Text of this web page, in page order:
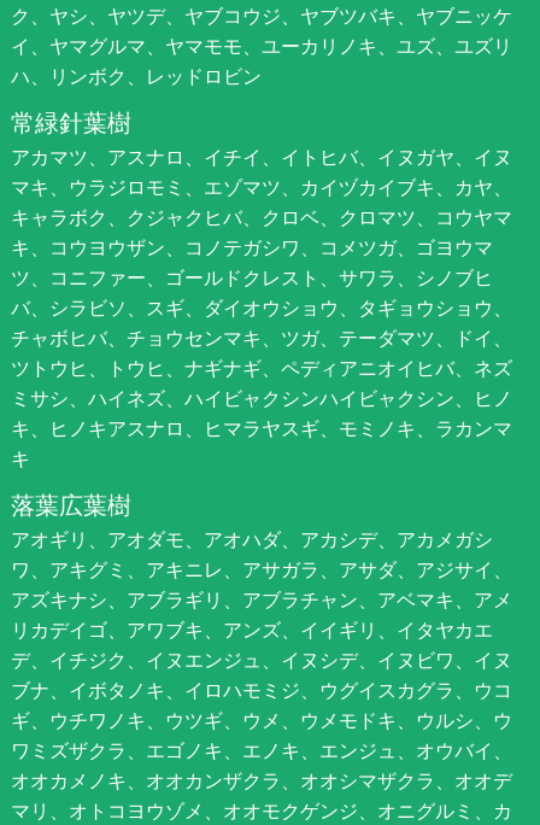
ク、ヤシ、ヤツデ、ヤブコウジ、ヤブツバキ、ヤブニッケ
イ、ヤマグルマ、ヤマモモ、ユーカリノキ、ユズ、ユズリ
ハ、リンボク、レッドロビン
常緑針葉樹
アカマツ、アスナロ、イチイ、イトヒバ、イヌガヤ、イヌ
マキ、ウラジロモミ、エゾマツ、カイヅカイブキ、カヤ、
キャラボク、クジャクヒバ、クロベ、クロマツ、コウヤマ
キ、コウヨウザン、コノテガシワ、コメツガ、ゴヨウマ
ツ、コニファー、ゴールドクレスト、サワラ、シノブヒ
バ、シラビソ、スギ、ダイオウショウ、タギョウショウ、
チャボヒバ、チョウセンマキ、ツガ、テーダマツ、ドイ、
ツトウヒ、トウヒ、ナギナギ、ペディアニオイヒバ、ネズ
ミサシ、ハイネズ、ハイビャクシンハイビャクシン、ヒノ
キ、ヒノキアスナロ、ヒマラヤスギ、モミノキ、ラカンマ
キ
落葉広葉樹
アオギリ、アオダモ、アオハダ、アカシデ、アカメガシ
ワ、アキグミ、アキニレ、アサガラ、アサダ、アジサイ、
アズキナシ、アブラギリ、アブラチャン、アベマキ、アメ
リカデイゴ、アワブキ、アンズ、イイギリ、イタヤカエ
デ、イチジク、イヌエンジュ、イヌシデ、イヌビワ、イヌ
ブナ、イボタノキ、イロハモミジ、ウグイスカグラ、ウコ
ギ、ウチワノキ、ウツギ、ウメ、ウメモドキ、ウルシ、ウ
ワミズザクラ、エゴノキ、エノキ、エンジュ、オウバイ、
オオカメノキ、オオカンザクラ、オオシマザクラ、オオデ
マリ、オトコヨウゾメ、オオモクゲンジ、オニグルミ、カ